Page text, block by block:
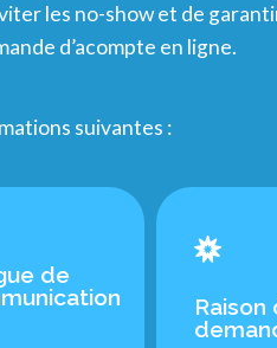
les no-show et de
d’acompte en ligne.
suivantes :
de
Raison